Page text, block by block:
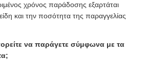
χρόνος παράδοσης εξαρτάται
και την ποσότητα της παραγγελίας
να παράγετε σύμφωνα με τα